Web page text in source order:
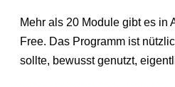
Mehr als 20 Module gibt es in
Free. Das Programm ist
sollte, bewusst genutzt,